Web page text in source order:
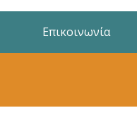
Επικοινωνία